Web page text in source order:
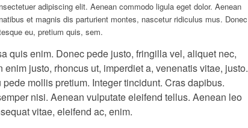
adipiscing elit. Aenean commodo ligula eget dolor. Aenean
et magnis dis parturient montes, nascetur ridiculus mus. Donec
eu, pretium quis, sem.
quis enim. Donec pede justo, fringilla vel, aliquet nec,
enim justo, rhoncus ut, imperdiet a, venenatis vitae, justo.
mollis pretium. Integer tincidunt. Cras dapibus.
nisi. Aenean vulputate eleifend tellus. Aenean leo
vitae, eleifend ac, enim.